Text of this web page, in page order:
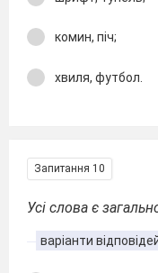
комин, піч;
хвиля, футбол.
Запитання 10
Усі слова є
варіанти